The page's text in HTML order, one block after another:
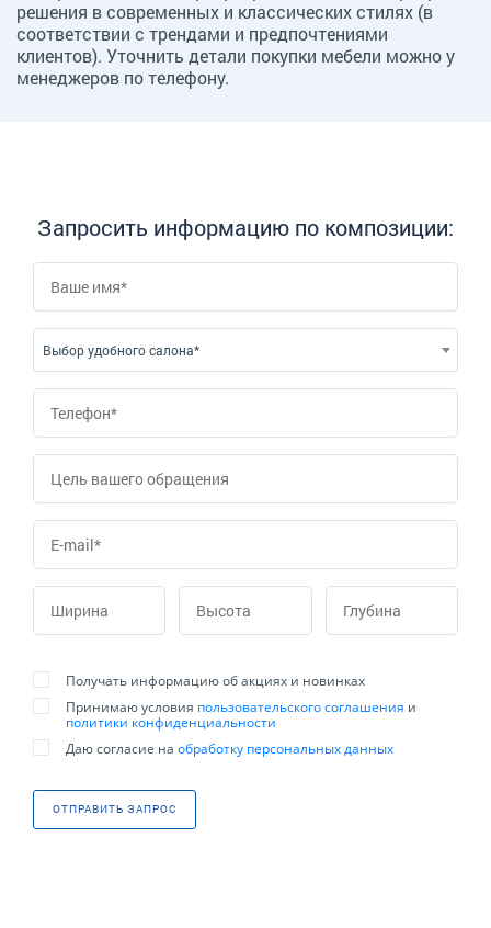
решения в современных и классических стилях (в
соответствии с трендами и предпочтениями
клиентов). Уточнить детали покупки мебели можно у
менеджеров по телефону.
Запросить информацию по композиции:
Выбор удобного салона*
ОТПРАВИТЬ ЗАПРОС
Получать информацию об акциях и новинках
Принимаю условия пользовательского соглашения и
политики конфиденциальности
Даю согласие на обработку персональных данных